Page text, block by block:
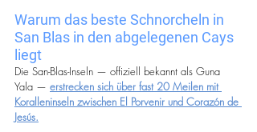
Warum das beste Schnorcheln in
San Blas in den abgelegenen Cays
liegt
Die San-Blas-Inseln — offiziell bekannt als Guna
Yala — erstrecken sich über fast 20 Meilen mit
Koralleninseln zwischen El Porvenir und Corazón de
Jesús.